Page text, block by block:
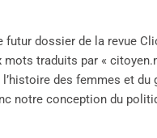
dossier de la revue
traduits par «
des femmes et
notre conception du